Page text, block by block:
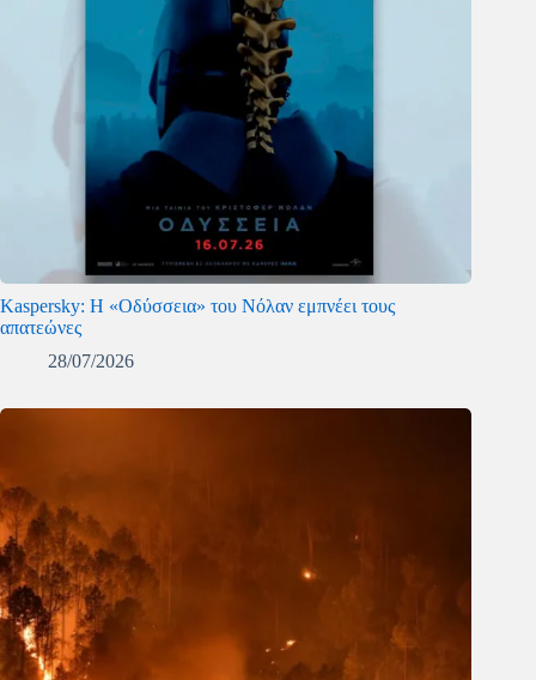
Kaspersky: Η «Οδύσσεια» του Νόλαν εμπνέει τους
απατεώνες
28/07/2026